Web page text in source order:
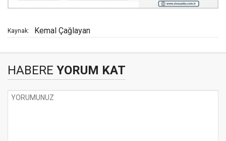
Kaynak: Kemal Çağlayan
HABERE YORUM KAT